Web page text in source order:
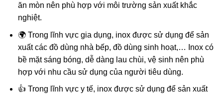
ăn mòn nên phù hợp với môi trường sản xuất khắc
nghiệt.
🌍 Trong lĩnh vực gia dụng, inox được sử dụng để sản
xuất các đồ dùng nhà bếp, đồ dùng sinh hoạt,… Inox có
bề mặt sáng bóng, dễ dàng lau chùi, vệ sinh nên phù
hợp với nhu cầu sử dụng của người tiêu dùng.
👍 Trong lĩnh vực y tế, inox được sử dụng để sản xuất